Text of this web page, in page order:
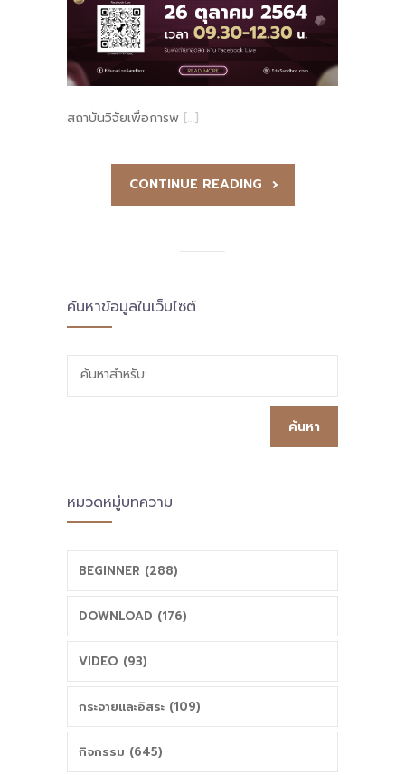
สถาบันวิจัยเพื่อการพ […]
CONTINUE READING
ค้นหาข้อมูลในเว็บไซต์
ค้นหาสำหรับ:
หมวดหมู่บทความ
BEGINNER (288)
DOWNLOAD (176)
VIDEO (93)
กระจายและอิสระ (109)
กิจกรรม (645)